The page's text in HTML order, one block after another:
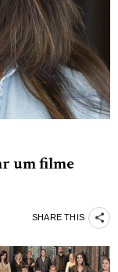
um filme
SHARE THIS